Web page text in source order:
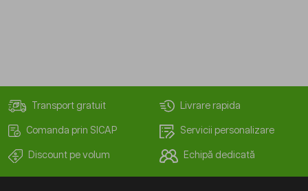
Transport gratuit Livrare rapida
Comanda prin SICAP Servicii personalizare
Discount pe volum Echipă dedicată